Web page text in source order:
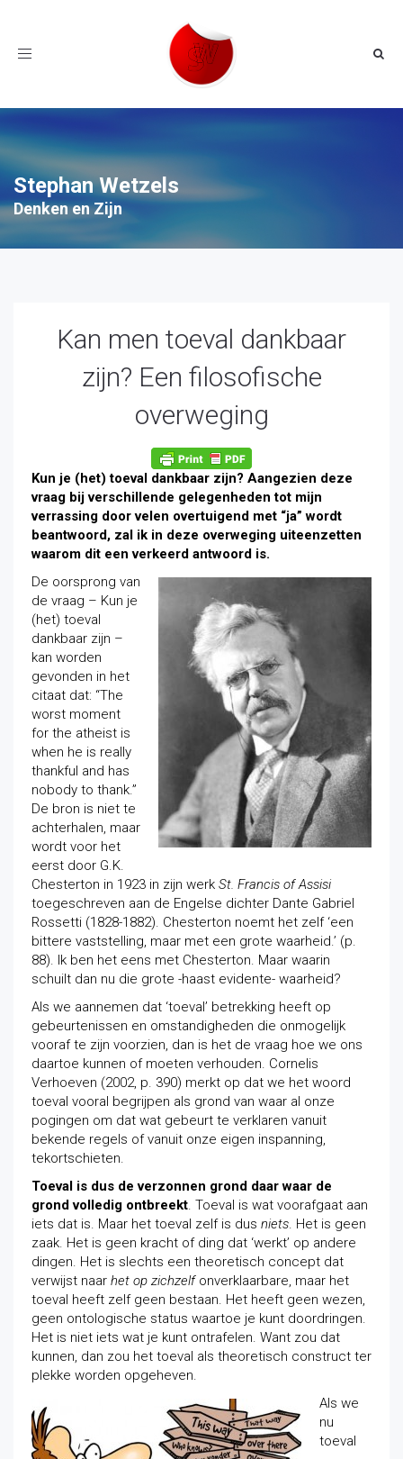
Toggle
Stephan Wetzels
Denken en Zijn
Kan men toeval dankbaar
zijn? Een filosofische
overweging
Kun je (het) toeval dankbaar zijn? Aangezien deze
vraag bij verschillende gelegenheden tot mijn
verrassing door velen overtuigend met “ja” wordt
beantwoord, zal ik in deze overweging uiteenzetten
waarom dit een verkeerd antwoord is.
De oorsprong van
de vraag – Kun je
(het) toeval
dankbaar zijn –
kan worden
gevonden in het
citaat dat: “The
worst moment
for the atheist is
when he is really
thankful and has
nobody to thank.”
De bron is niet te
achterhalen, maar
wordt voor het
eerst door G.K.
Chesterton in 1923 in zijn werk St. Francis of Assisi
toegeschreven aan de Engelse dichter Dante Gabriel
Rossetti (1828-1882). Chesterton noemt het zelf ‘een
bittere vaststelling, maar met een grote waarheid.’ (p.
88). Ik ben het eens met Chesterton. Maar waarin
schuilt dan nu die grote -haast evidente- waarheid?
Als we aannemen dat ‘toeval’ betrekking heeft op
gebeurtenissen en omstandigheden die onmogelijk
vooraf te zijn voorzien, dan is het de vraag hoe we ons
daartoe kunnen of moeten verhouden. Cornelis
Verhoeven (2002, p. 390) merkt op dat we het woord
toeval vooral begrijpen als grond van waar al onze
pogingen om dat wat gebeurt te verklaren vanuit
bekende regels of vanuit onze eigen inspanning,
tekortschieten.
Toeval is dus de verzonnen grond daar waar de
grond volledig ontbreekt. Toeval is wat voorafgaat aan
iets dat is. Maar het toeval zelf is dus niets. Het is geen
zaak. Het is geen kracht of ding dat ‘werkt’ op andere
dingen. Het is slechts een theoretisch concept dat
verwijst naar het op zichzelfonverklaarbare, maar het
toeval heeft zelf geen bestaan. Het heeft geen wezen,
geen ontologische status waartoe je kunt doordringen.
Het is niet iets wat je kunt ontrafelen. Want zou dat
kunnen, dan zou het toeval als theoretisch construct ter
plekke worden opgeheven.
Als we
nu
toeval